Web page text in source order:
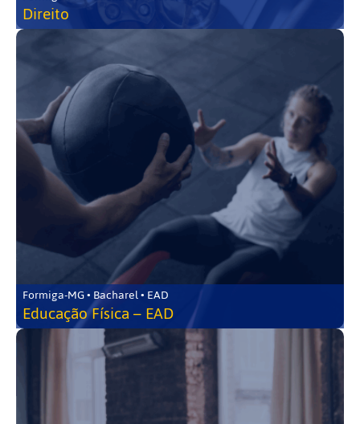
Direito
Formiga-MG • Bacharel • EAD
Educação Física – EAD